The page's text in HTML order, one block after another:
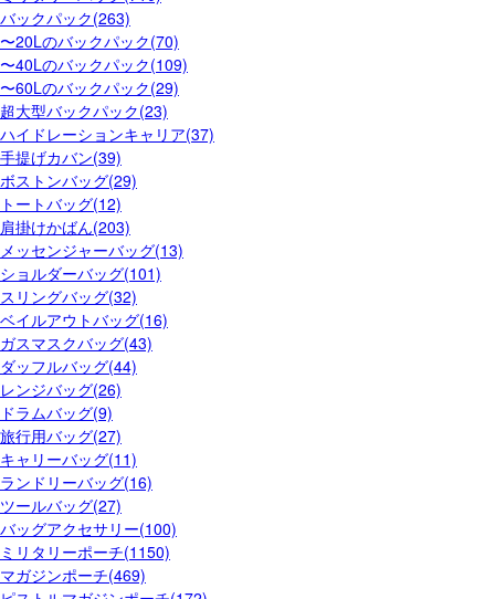
バックパック(263)
〜20Lのバックパック(70)
〜40Lのバックパック(109)
〜60Lのバックパック(29)
超大型バックパック(23)
ハイドレーションキャリア(37)
手提げカバン(39)
ボストンバッグ(29)
トートバッグ(12)
肩掛けかばん(203)
メッセンジャーバッグ(13)
ショルダーバッグ(101)
スリングバッグ(32)
ベイルアウトバッグ(16)
ガスマスクバッグ(43)
ダッフルバッグ(44)
レンジバッグ(26)
ドラムバッグ(9)
旅行用バッグ(27)
キャリーバッグ(11)
ランドリーバッグ(16)
ツールバッグ(27)
バッグアクセサリー(100)
ミリタリーポーチ(1150)
マガジンポーチ(469)